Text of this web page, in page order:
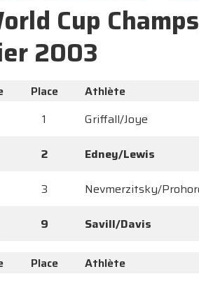
Cup
2003
Place Athlète
1 Griffall/Joye
2 Edney/Lewis
3 Nevmerzitsky/
9 Savill/Davis
Place Athlète